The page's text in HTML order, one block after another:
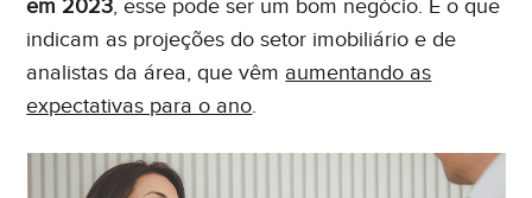
Eu concordo em receber comunicações. Ao informar
em 2023, esse pode ser um bom negócio. É o que
indicam as projeções do setor imobiliário e de
analistas da área, que vêm aumentando as
expectativas para o ano.